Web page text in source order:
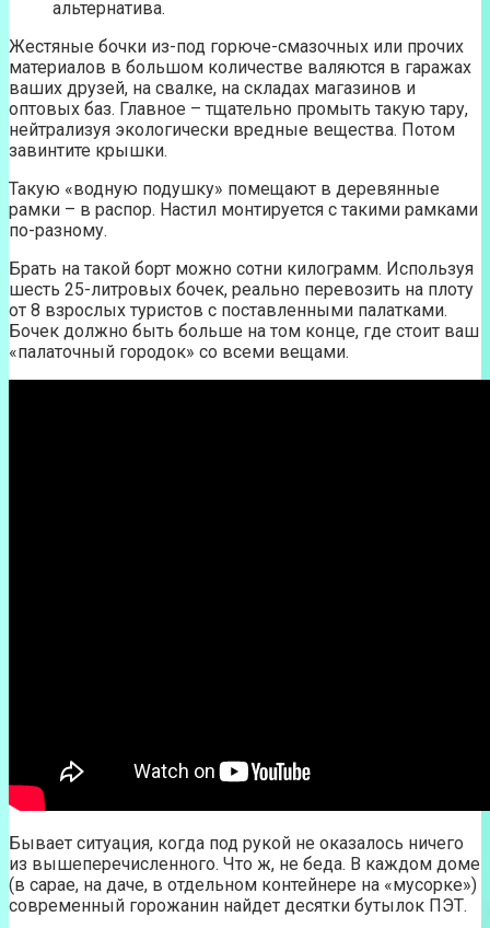
альтернатива.
Жестяные бочки из-под горюче-смазочных или прочих
материалов в большом количестве валяются в гаражах
ваших друзей, на свалке, на складах магазинов и
оптовых баз. Главное – тщательно промыть такую тару,
нейтрализуя экологически вредные вещества. Потом
завинтите крышки.
Такую «водную подушку» помещают в деревянные
рамки – в распор. Настил монтируется с такими рамками
по-разному.
Брать на такой борт можно сотни килограмм. Используя
шесть 25-литровых бочек, реально перевозить на плоту
от 8 взрослых туристов с поставленными палатками.
Бочек должно быть больше на том конце, где стоит ваш
«палаточный городок» со всеми вещами.
Бывает ситуация, когда под рукой не оказалось ничего
из вышеперечисленного. Что ж, не беда. В каждом доме
(в сарае, на даче, в отдельном контейнере на «мусорке»)
современный горожанин найдет десятки бутылок ПЭТ.